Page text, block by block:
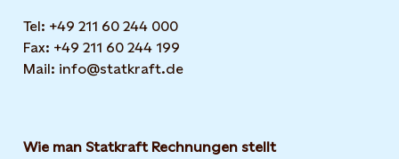
Tel: +49 211 60 244 000
Fax: +49 211 60 244 199
Mail: info@statkraft.de
Wie man Statkraft Rechnungen stellt